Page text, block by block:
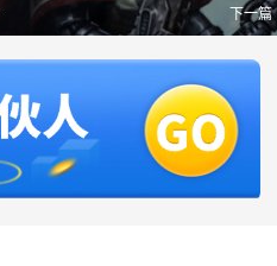
下一篇